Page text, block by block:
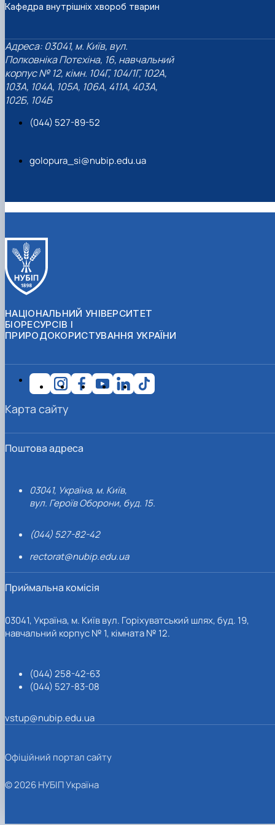
Кафедра внутрішніх хвороб тварин
Адреса: 03041, м. Київ, вул.
Полковніка Потєхіна, 16, навчальний
корпус № 12, кімн. 104Г, 104/1Г, 102А,
103А, 104А, 105А, 106А, 411А, 403А,
102Б, 104Б
(044) 527-89-52
golopura_si@nubip.edu.ua
НАЦІОНАЛЬНИЙ УНІВЕРСИТЕТ
БІОРЕСУРСІВ І
ПРИРОДОКОРИСТУВАННЯ УКРАЇНИ
Поштова адреса
03041, Україна, м. Київ,
вул. Героїв Оборони, буд. 15.
(044) 527-82-42
rectorat@nubip.edu.ua
Приймальна комісія
03041, Україна, м. Київ вул. Горіхуватський шлях, буд. 19,
навчальний корпус № 1, кімната № 12.
(044) 258-42-63
(044) 527-83-08
vstup@nubip.edu.ua
Карта сайту
Офіційний портал сайту
© 2026 НУБІП Україна